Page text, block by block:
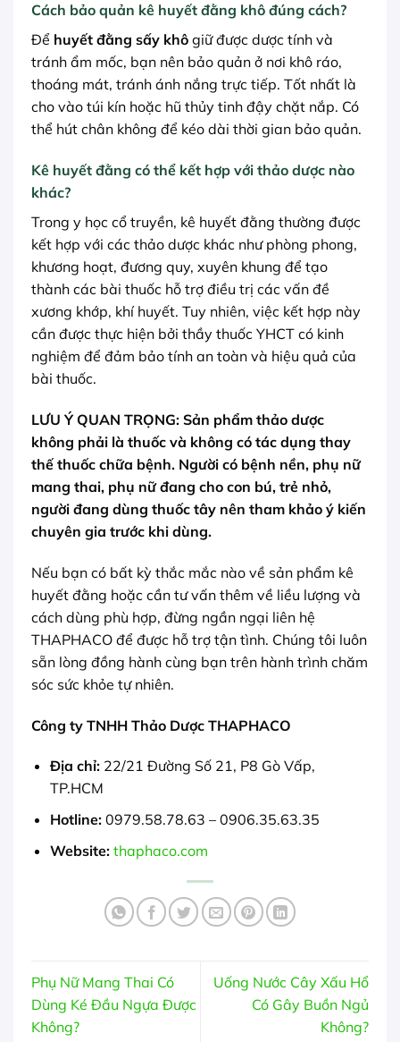
Cách bảo quản kê huyết đằng khô đúng cách?
Để huyết đằng sấy khô giữ được dược tính và
tránh ẩm mốc, bạn nên bảo quản ở nơi khô ráo,
thoáng mát, tránh ánh nắng trực tiếp. Tốt nhất là
cho vào túi kín hoặc hũ thủy tinh đậy chặt nắp. Có
thể hút chân không để kéo dài thời gian bảo quản.
Kê huyết đằng có thể kết hợp với thảo dược nào
khác?
Trong y học cổ truyền, kê huyết đằng thường được
kết hợp với các thảo dược khác như phòng phong,
khương hoạt, đương quy, xuyên khung để tạo
thành các bài thuốc hỗ trợ điều trị các vấn đề
xương khớp, khí huyết. Tuy nhiên, việc kết hợp này
cần được thực hiện bởi thầy thuốc YHCT có kinh
nghiệm để đảm bảo tính an toàn và hiệu quả của
bài thuốc.
LƯU Ý QUAN TRỌNG: Sản phẩm thảo dược
không phải là thuốc và không có tác dụng thay
thế thuốc chữa bệnh. Người có bệnh nền, phụ nữ
mang thai, phụ nữ đang cho con bú, trẻ nhỏ,
người đang dùng thuốc tây nên tham khảo ý kiến
chuyên gia trước khi dùng.
Nếu bạn có bất kỳ thắc mắc nào về sản phẩm kê
huyết đằng hoặc cần tư vấn thêm về liều lượng và
cách dùng phù hợp, đừng ngần ngại liên hệ
THAPHACO để được hỗ trợ tận tình. Chúng tôi luôn
sẵn lòng đồng hành cùng bạn trên hành trình chăm
sóc sức khỏe tự nhiên.
Công ty TNHH Thảo Dược THAPHACO
Địa chỉ:22/21 Đường Số 21, P8 Gò Vấp,
TP.HCM
Hotline:0979.58.78.63 – 0906.35.63.35
Website: thaphaco.com
Phụ Nữ Mang Thai Có
Dùng Ké Đầu Ngựa Được
Không?
Uống Nước Cây Xấu Hổ
Có Gây Buồn Ngủ
Không?